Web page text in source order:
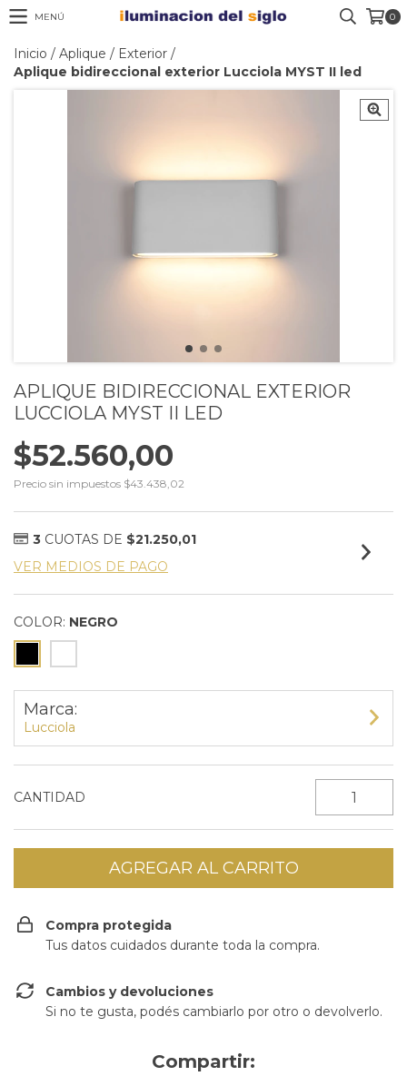
MENÚ 0
Inicio / Aplique / Exterior /
Aplique bidireccional exterior Lucciola MYST II led
APLIQUE BIDIRECCIONAL EXTERIOR
LUCCIOLA MYST II LED
$52.560,00
Precio sin impuestos $43.438,02
3 CUOTAS DE $21.250,01
VER MEDIOS DE PAGO
COLOR: NEGRO
Marca:
Lucciola
CANTIDAD
Compra protegida
Tus datos cuidados durante toda la compra.
Cambios y devoluciones
Si no te gusta, podés cambiarlo por otro o devolverlo.
Compartir: